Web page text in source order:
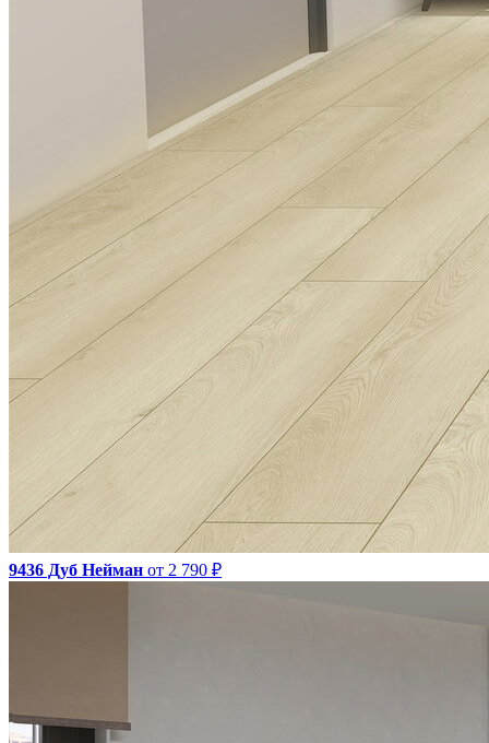
9436 Дуб Нейман от 2 790 ₽